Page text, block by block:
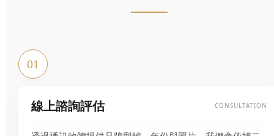
01
線上諮詢評估 CONSULTATION